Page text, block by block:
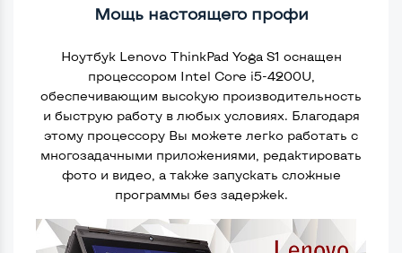
Мощь настоящего профи
Ноутбук Lenovo ThinkPad Yoga S1 оснащен
процессором Intel Core i5-4200U,
обеспечивающим высокую производительность
и быструю работу в любых условиях. Благодаря
этому процессору Вы можете легко работать с
многозадачными приложениями, редактировать
фото и видео, а также запускать сложные
программы без задержек.